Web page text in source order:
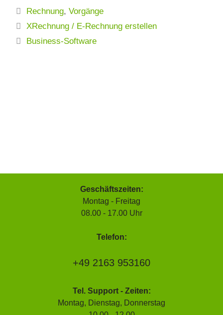
Kategorien
Rechnung,Vorgänge
XRechnung / E-Rechnung erstellen
Business-Software
Geschäftszeiten:
Montag - Freitag
08.00 - 17.00 Uhr
Telefon:
+49 2163 953160
Tel. Support - Zeiten:
Montag, Dienstag, Donnerstag